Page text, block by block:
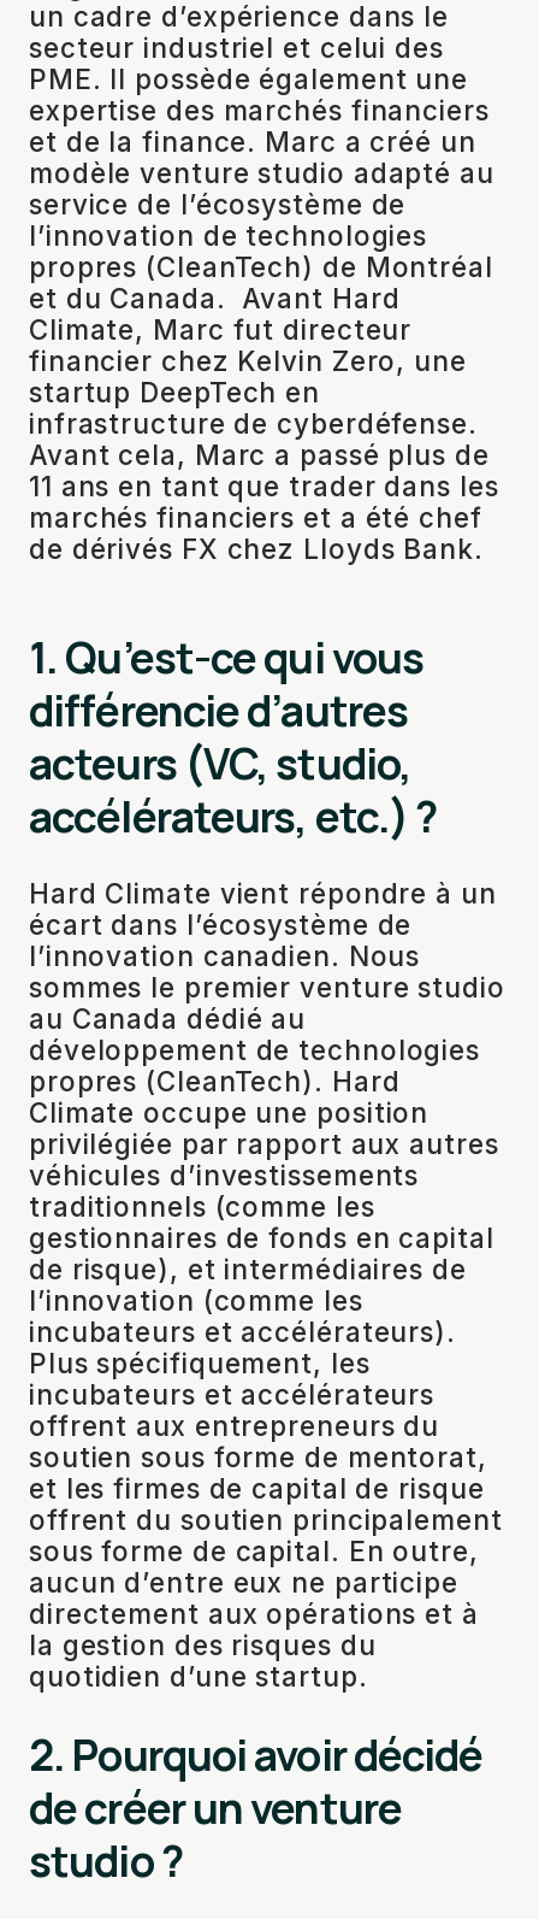
un cadre d’expérience dans le
secteur industriel et celui des
PME. Il possède également une
expertise des marchés financiers
et de la finance. Marc a créé un
modèle venture studio adapté au
service de l’écosystème de
l’innovation de technologies
propres (CleanTech) de Montréal
et du Canada. Avant Hard
Climate, Marc fut directeur
financier chez Kelvin Zero, une
startup DeepTech en
infrastructure de cyberdéfense.
Avant cela, Marc a passé plus de
11 ans en tant que trader dans les
marchés financiers et a été chef
de dérivés FX chez Lloyds Bank.
1. Qu’est-ce qui vous
différencie d’autres
acteurs (VC, studio,
accélérateurs, etc.) ?
Hard Climate vient répondre à un
écart dans l’écosystème de
l’innovation canadien. Nous
sommes le premier venture studio
au Canada dédié au
développement de technologies
propres (CleanTech). Hard
Climate occupe une position
privilégiée par rapport aux autres
véhicules d’investissements
traditionnels (comme les
gestionnaires de fonds en capital
de risque), et intermédiaires de
l’innovation (comme les
incubateurs et accélérateurs).
Plus spécifiquement, les
incubateurs et accélérateurs
offrent aux entrepreneurs du
soutien sous forme de mentorat,
et les firmes de capital de risque
offrent du soutien principalement
sous forme de capital. En outre,
aucun d’entre eux ne participe
directement aux opérations et à
la gestion des risques du
quotidien d’une startup.
2. Pourquoi avoir décidé
de créer un venture
studio ?